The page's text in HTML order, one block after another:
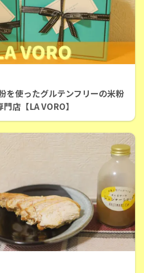
を使ったグルテンフリーの米粉
店【LA VORO】